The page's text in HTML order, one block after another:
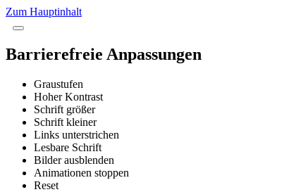
Zum Hauptinhalt
Barrierefreie Anpassungen
Graustufen
Hoher Kontrast
Schrift größer
Schrift kleiner
Links unterstrichen
Lesbare Schrift
Bilder ausblenden
Animationen stoppen
Reset